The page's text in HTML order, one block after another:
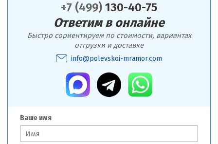
+7 (499) 130-40-75
Ответим в онлайне
Быстро сориентируем по стоимости, вариантах
отгрузки и доставке
info@polevskoi-mramor.com
Ваше имя